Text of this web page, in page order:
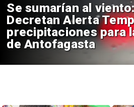
Se sumarían al
Decretan Alerta
precipitaciones para
de Antofagasta